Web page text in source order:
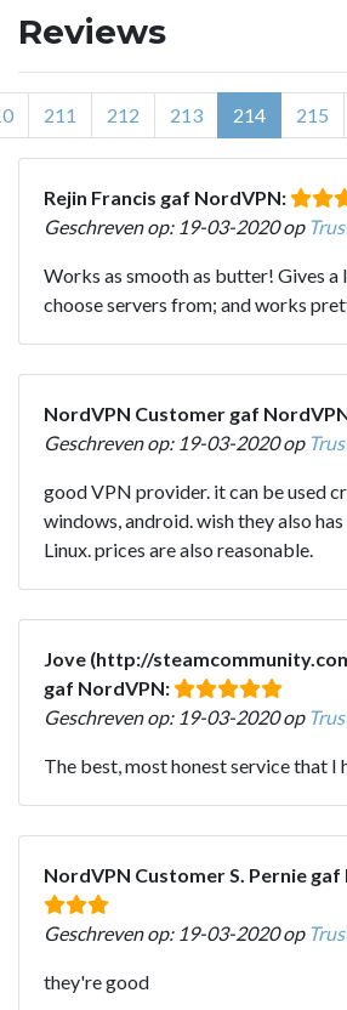
Reviews
211 212 213 214 215
Rejin Francis gaf NordVPN:
Geschreven op: 19-03-2020 op
Works as smooth as butter! Gives
choose servers from; and works
NordVPN Customer gaf
Geschreven op: 19-03-2020 op
good VPN provider. it can be used
windows, android. wish they also
Linux. prices are also reasonable.
Jove (http://
gaf NordVPN:
Geschreven op: 19-03-2020 op
The best, most honest service that I
NordVPN Customer S. Pernie
Geschreven op: 19-03-2020 op
they're good